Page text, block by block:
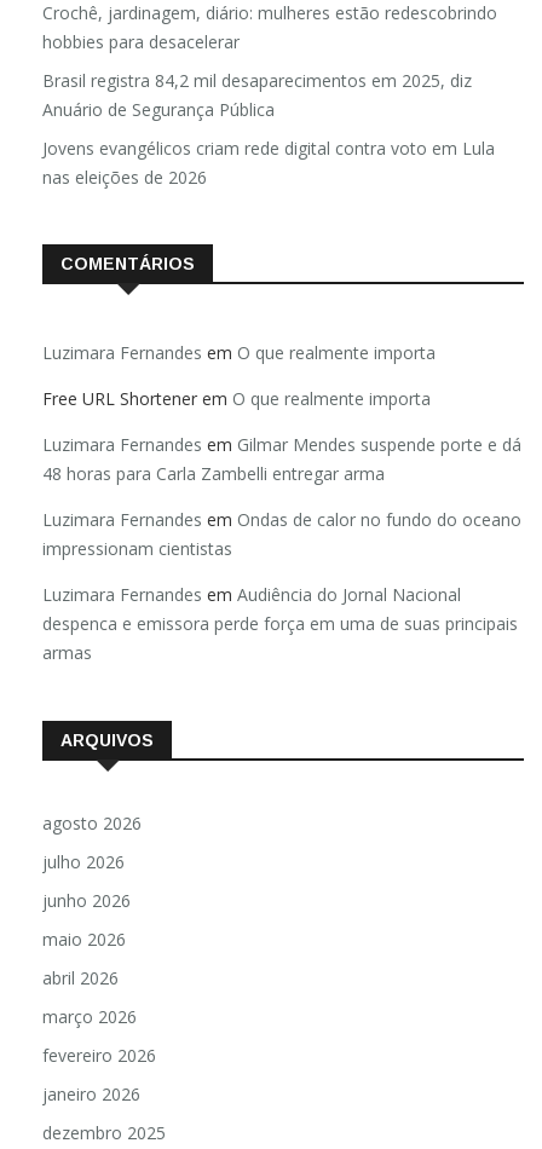
Crochê, jardinagem, diário: mulheres estão redescobrindo
hobbies para desacelerar
Brasil registra 84,2 mil desaparecimentos em 2025, diz
Anuário de Segurança Pública
Jovens evangélicos criam rede digital contra voto em Lula
nas eleições de 2026
COMENTÁRIOS
Luzimara Fernandes em O que realmente importa
Free URL Shortener em O que realmente importa
Luzimara Fernandes em Gilmar Mendes suspende porte e dá
48 horas para Carla Zambelli entregar arma
Luzimara Fernandes em Ondas de calor no fundo do oceano
impressionam cientistas
Luzimara Fernandes em Audiência do Jornal Nacional
despenca e emissora perde força em uma de suas principais
armas
ARQUIVOS
agosto 2026
julho 2026
junho 2026
maio 2026
abril 2026
março 2026
fevereiro 2026
janeiro 2026
dezembro 2025